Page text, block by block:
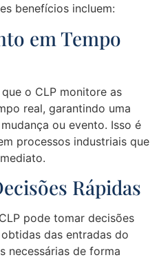
benefícios incluem:
em Tempo
o CLP monitore as
real, garantindo uma
ou evento. Isso é
processos industriais que
Rápidas
pode tomar decisões
das entradas do
necessárias de forma